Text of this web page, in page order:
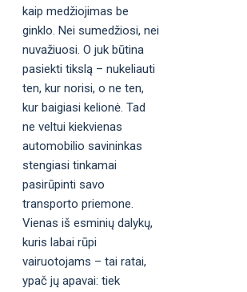
kaip medžiojimas be
ginklo. Nei sumedžiosi, nei
nuvažiuosi. O juk būtina
pasiekti tikslą – nukeliauti
ten, kur norisi, o ne ten,
kur baigiasi kelionė. Tad
ne veltui kiekvienas
automobilio savininkas
stengiasi tinkamai
pasirūpinti savo
transporto priemone.
Vienas iš esminių dalykų,
kuris labai rūpi
vairuotojams – tai ratai,
ypač jų apavai: tiek